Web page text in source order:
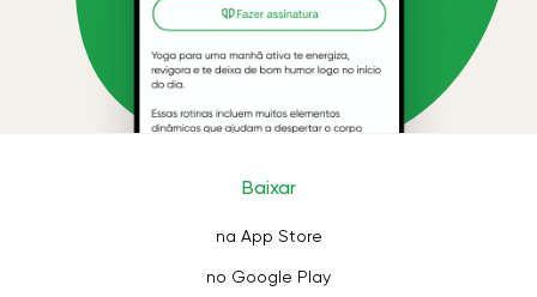
Baixar
na App Store
no Google Play